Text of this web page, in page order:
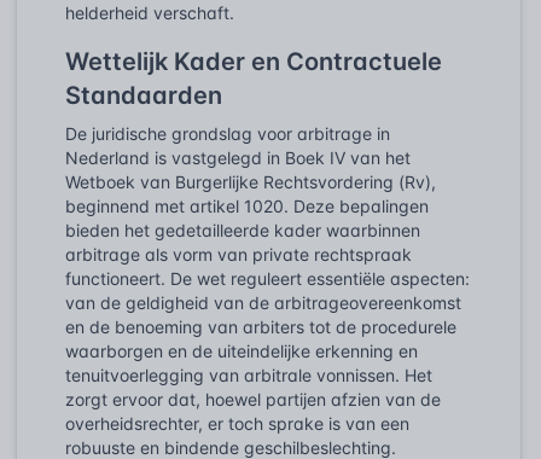
helderheid verschaft.
Wettelijk Kader en Contractuele
Standaarden
De juridische grondslag voor arbitrage in
Nederland is vastgelegd in Boek IV van het
Wetboek van Burgerlijke Rechtsvordering (Rv),
beginnend met artikel 1020. Deze bepalingen
bieden het gedetailleerde kader waarbinnen
arbitrage als vorm van private rechtspraak
functioneert. De wet reguleert essentiële aspecten:
van de geldigheid van de arbitrageovereenkomst
en de benoeming van arbiters tot de procedurele
waarborgen en de uiteindelijke erkenning en
tenuitvoerlegging van arbitrale vonnissen. Het
zorgt ervoor dat, hoewel partijen afzien van de
overheidsrechter, er toch sprake is van een
robuuste en bindende geschilbeslechting.